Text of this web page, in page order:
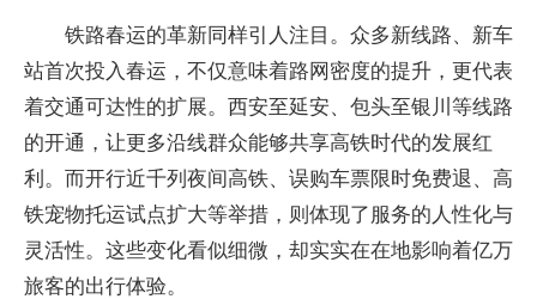
铁路春运的革新同样引人注目。众多新线路、新车
站首次投入春运，不仅意味着路网密度的提升，更代表
着交通可达性的扩展。西安至延安、包头至银川等线路
的开通，让更多沿线群众能够共享高铁时代的发展红
利。而开行近千列夜间高铁、误购车票限时免费退、高
铁宠物托运试点扩大等举措，则体现了服务的人性化与
灵活性。这些变化看似细微，却实实在在地影响着亿万
旅客的出行体验。